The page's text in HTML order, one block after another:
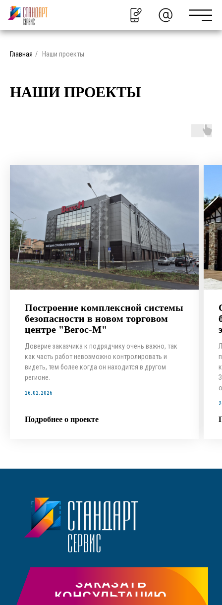
Главная / Наши проекты
НАШИ ПРОЕКТЫ
Построение комплексной системы
безопасности в новом торговом
центре "Вегос-М"
Доверие заказчика к подрядчику очень важно, так
как часть работ невозможно контролировать и
видеть, тем более когда он находится в другом
регионе.
26.02.2026
Подробнее о проекте
с 9:00 до 17:00 (пт)
Сб, вс - выходные
ОГРН: 1167536050131
РАБОТЫ
КОНТАКТЫ
РАЗРЕШЕНИЯ
КЕЙСЫ
ЗАКАЗАТЬ
КОНСУЛЬТАЦИЮ